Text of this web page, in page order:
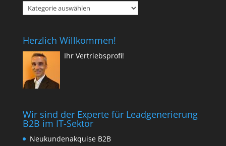
Kategorien
(Blog)
Herzlich Willkommen!
Ihr Vertriebsprofi!
Wir sind der Experte für Leadgenerierung
B2B im IT-Sektor
Neukundenakquise B2B